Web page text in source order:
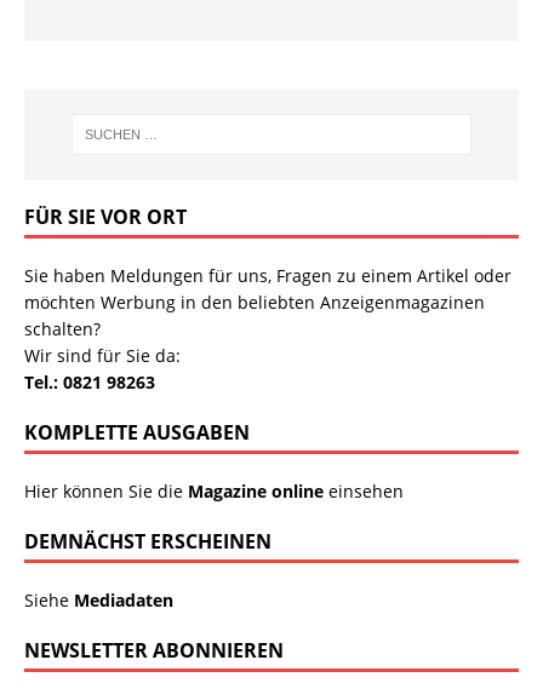
FÜR SIE VOR ORT
Sie haben Meldungen für uns, Fragen zu einem Artikel oder
möchten Werbung in den beliebten Anzeigenmagazinen
schalten?
Wir sind für Sie da:
Tel.: 0821 98263
KOMPLETTE AUSGABEN
Hier können Sie die Magazine online einsehen
DEMNÄCHST ERSCHEINEN
Siehe Mediadaten
NEWSLETTER ABONNIEREN